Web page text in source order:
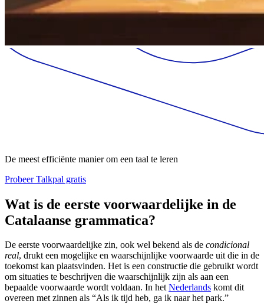
De meest efficiënte manier om een taal te leren
Probeer Talkpal gratis
Wat is de eerste voorwaardelijke in de
Catalaanse grammatica?
De eerste voorwaardelijke zin, ook wel bekend als de condicional
real, drukt een mogelijke en waarschijnlijke voorwaarde uit die in de
toekomst kan plaatsvinden. Het is een constructie die gebruikt wordt
om situaties te beschrijven die waarschijnlijk zijn als aan een
bepaalde voorwaarde wordt voldaan. In hetNederlands komt dit
overeen met zinnen als “Als ik tijd heb, ga ik naar het park.”